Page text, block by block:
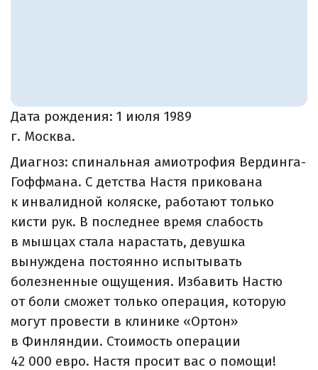
Дата рождения: 1 июля 1989
г. Москва.
Диагноз: спинальная амиотрофия Вердинга-
Гоффмана. С детства Настя прикована
к инвалидной коляске, работают только
кисти рук. В последнее время слабость
в мышцах стала нарастать, девушка
вынуждена постоянно испытывать
болезненные ощущения. Избавить Настю
от боли сможет только операция, которую
могут провести в клинике «Ортон»
в Финляндии. Стоимость операции
42 000 евро. Настя просит вас о помощи!